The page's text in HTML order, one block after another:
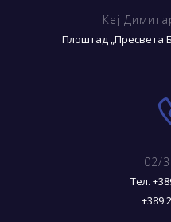
Кеј
Плоштад „Пресвета
02/
Тел.
+389